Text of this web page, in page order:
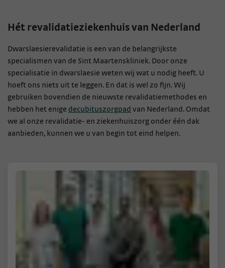
Hét revalidatieziekenhuis van Nederland
Dwarslaesierevalidatie is een van de belangrijkste
specialismen van de Sint Maartenskliniek. Door onze
specialisatie in dwarslaesie weten wij wat u nodig heeft. U
hoeft ons niets uit te leggen. En dat is wel zo fijn. Wij
gebruiken bovendien de nieuwste revalidatiemethodes en
hebben het enige decubituszorgpad van Nederland. Omdat
we al onze revalidatie- en ziekenhuiszorg onder één dak
aanbieden, kunnen we u van begin tot eind helpen.